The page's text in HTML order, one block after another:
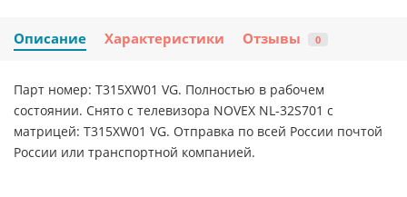
Описание Характеристики Отзывы 0
Парт номер: T315XW01 VG. Полностью в рабочем
состоянии. Снято с телевизора NOVEX NL-32S701 с
матрицей: T315XW01 VG. Отправка по всей России почтой
России или транспортной компанией.